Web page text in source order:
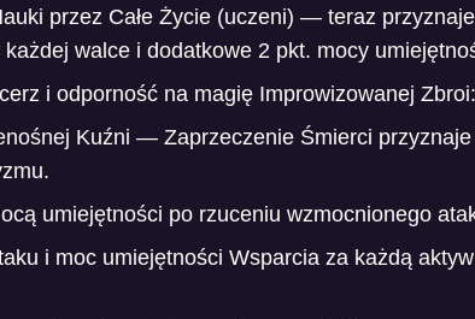
przez Całe Życie (uczeni) — teraz
walce i dodatkowe 2 pkt. mocy
i odporność na magię Improwizowanej
Kuźni — Zaprzeczenie Śmierci
umiejętności po rzuceniu wzmocnionego
i moc umiejętności Wsparcia za każdą